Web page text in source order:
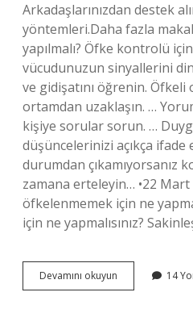
Arkadaşlarınızdan destek
yöntemleri.Daha fazla
yapılmalı? Öfke kontrolü
vücudunuzun sinyallerini
ve gidişatını öğrenin.
ortamdan uzaklaşın. …
kişiye sorular sorun. …
düşüncelerinizi açıkça
durumdan çıkamıyorsanız
zamana erteleyin… •22 Mart
öfkelenmemek için ne
için ne yapmalısınız?
Devamını okuyun Sinirlenince
Sakinleşmek
14